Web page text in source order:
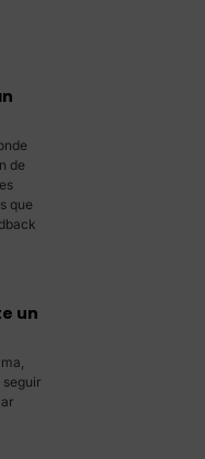
de
que
un